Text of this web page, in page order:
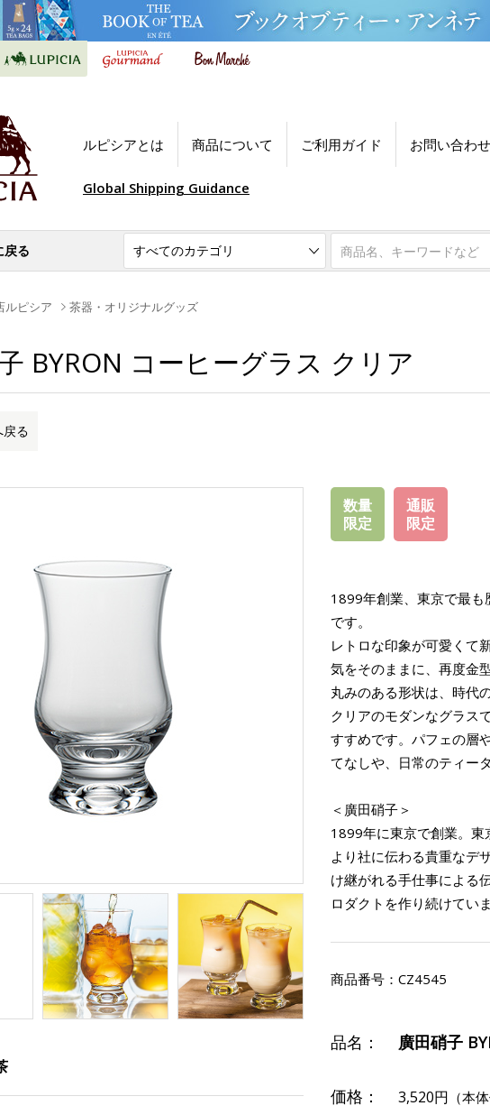
ルピシアとは 商品について ご利用ガイド お問い合わせ
Global Shipping Guidance
戻る
ルピシア 茶器・オリジナルグッズ
BYRON コーヒーグラス クリア
る
数量
限定
通販
限定
1899年創業、東京で最も
です。
レトロな印象が可愛くて
気をそのままに、再度金
丸みのある形状は、時代
クリアのモダンなグラス
すすめです。パフェの層
てなしや、日常のティー
＜廣田硝子＞
1899年に東京で創業。東
より社に伝わる貴重なデ
け継がれる手仕事による
ロダクトを作り続けていま
商品番号： CZ4545
品名： 廣田硝子
価格： 3,520円 （本